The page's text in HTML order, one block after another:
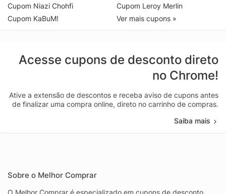
Cupom Niazi Chohfi
Cupom KaBuM!
Cupom Leroy Merlin
Ver mais cupons »
Acesse cupons de desconto direto
no Chrome!
Ative a extensão de descontos e receba aviso de cupons antes
de finalizar uma compra online, direto no carrinho de compras.
Saiba mais
Sobre o Melhor Comprar
O Melhor Comprar é especializado em cupons de desconto,